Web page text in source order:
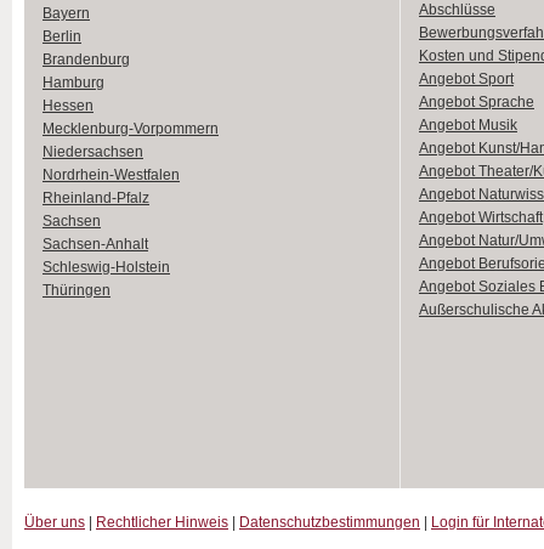
Bayern
Berlin
Brandenburg
Hamburg
Hessen
Mecklenburg-Vorpommern
Niedersachsen
Nordrhein-Westfalen
Rheinland-Pfalz
Sachsen
Sachsen-Anhalt
Schleswig-Holstein
Thüringen
Abschlüsse
Kosten und
Angebot Sport
Angebot Sprache
Angebot Musik
Angebot Kunst/
Angebot Theater/
Angebot
Angebot Wirtschaft
Angebot Natur/
Angebot
Angebot Soziales
Außerschulische
Über uns Rechtlicher Hinweis Datenschutzbestimmungen Login für